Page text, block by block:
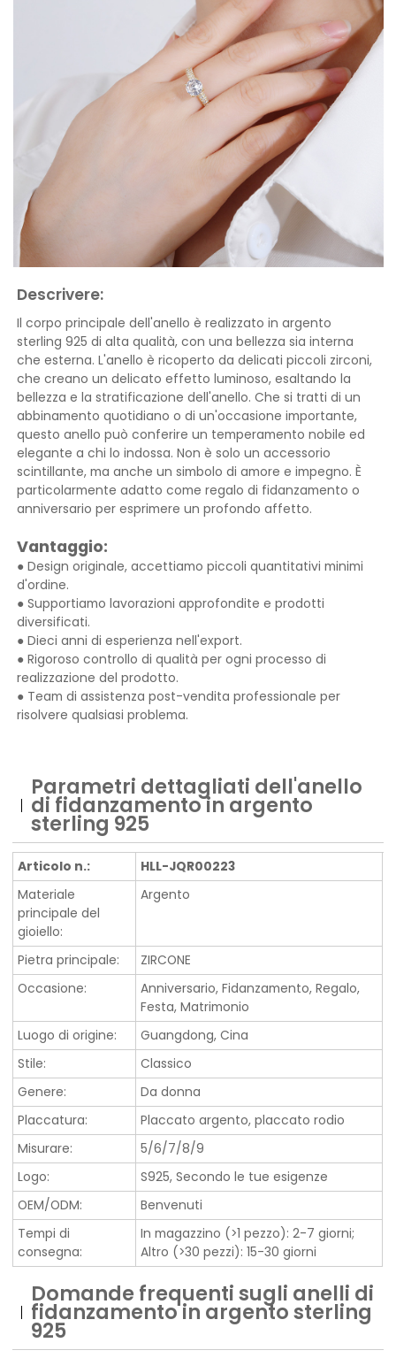
Descrivere:
Il corpo principale dell'anello è realizzato in argento
sterling 925 di alta qualità, con una bellezza sia interna
che esterna. L'anello è ricoperto da delicati piccoli zirconi,
che creano un delicato effetto luminoso, esaltando la
bellezza e la stratificazione dell'anello. Che si tratti di un
abbinamento quotidiano o di un'occasione importante,
questo anello può conferire un temperamento nobile ed
elegante a chi lo indossa. Non è solo un accessorio
scintillante, ma anche un simbolo di amore e impegno. È
particolarmente adatto come regalo di fidanzamento o
anniversario per esprimere un profondo affetto.
Vantaggio:
● Design originale, accettiamo piccoli quantitativi minimi
d'ordine.
● Supportiamo lavorazioni approfondite e prodotti
diversificati.
● Dieci anni di esperienza nell'export.
● Rigoroso controllo di qualità per ogni processo di
realizzazione del prodotto.
● Team di assistenza post-vendita professionale per
risolvere qualsiasi problema.
Parametri dettagliati dell'anello
di fidanzamento in argento
sterling 925
Articolo n.:
HLL-JQR00223
Materiale
principale del
gioiello:
Argento
Pietra principale:
ZIRCONE
Occasione:
Anniversario, Fidanzamento, Regalo,
Festa, Matrimonio
Luogo di origine:
Guangdong, Cina
Stile:
Classico
Genere:
Da donna
Placcatura:
Placcato argento, placcato rodio
Misurare:
5/6/7/8/9
Logo:
S925, Secondo le tue esigenze
OEM/ODM:
Benvenuti
Tempi di
consegna:
In magazzino (>1 pezzo): 2-7 giorni;
Altro (>30 pezzi): 15-30 giorni
Domande frequenti sugli anelli di
fidanzamento in argento sterling
925